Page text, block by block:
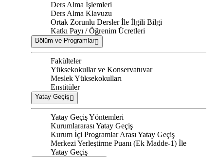
Ders Alma İşlemleri
Ders Alma Klavuzu
Ortak Zorunlu Dersler İle İlgili Bilgi
Katkı Payı / Öğrenim Ücretleri
Bölüm ve Programlar
Fakülteler
Yüksekokullar ve Konservatuvar
Meslek Yüksekokulları
Enstitüler
Yatay Geçiş
Yatay Geçiş Yöntemleri
Kurumlararası Yatay Geçiş
Kurum İçi Programlar Arası Yatay Geçiş
Merkezi Yerleştirme Puanı (Ek Madde-1) İle
Yatay Geçiş